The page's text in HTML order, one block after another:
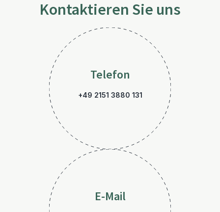
Kontaktieren Sie uns
Telefon
+49 2151 3880 131
E-Mail